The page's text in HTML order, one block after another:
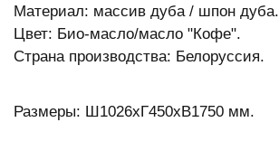
Материал: массив дуба / шпон дуба.
Цвет: Био-масло/масло "Кофе".
Страна производства: Белоруссия.
Размеры: Ш1026xГ450хВ1750 мм.